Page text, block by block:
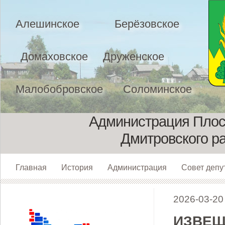
Алешинское Берёзовское
Домаховское Друженское
Малобобровское Соломинское
Главная История Администрация Совет
Администрация
Дмитровского
2026-03-